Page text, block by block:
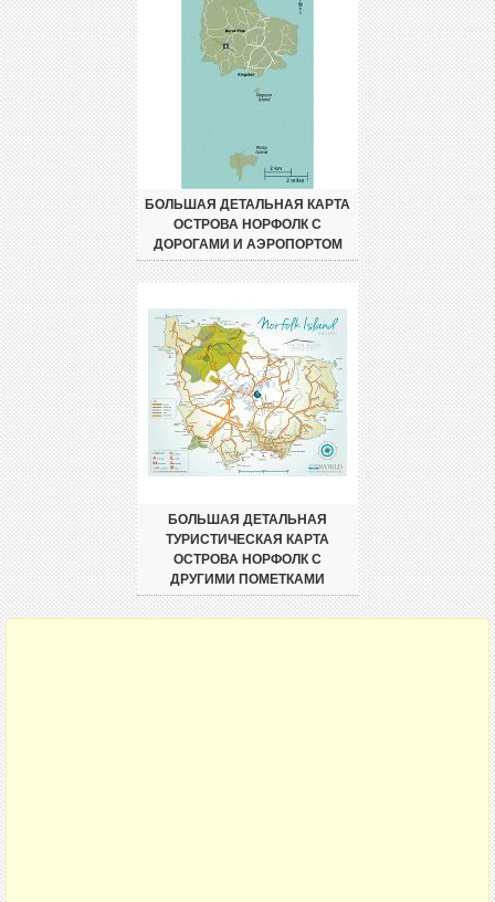
БОЛЬШАЯ ДЕТАЛЬНАЯ КАРТА
ОСТРОВА НОРФОЛК С
ДОРОГАМИ И АЭРОПОРТОМ
БОЛЬШАЯ ДЕТАЛЬНАЯ
ТУРИСТИЧЕСКАЯ КАРТА
ОСТРОВА НОРФОЛК С
ДРУГИМИ ПОМЕТКАМИ